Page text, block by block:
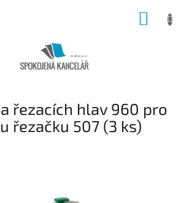
řezacích hlav 960 pro
řezačku 507 (3 ks)